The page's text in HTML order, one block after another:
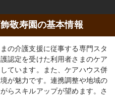
敬寿園の基本情報
の介護支援に従事する専門スタ
認定を受けた利用者さまのケア
ています。また、ケアハウス併
が魅力です。連携調整や地域の
らスキルアップが望めます。さ